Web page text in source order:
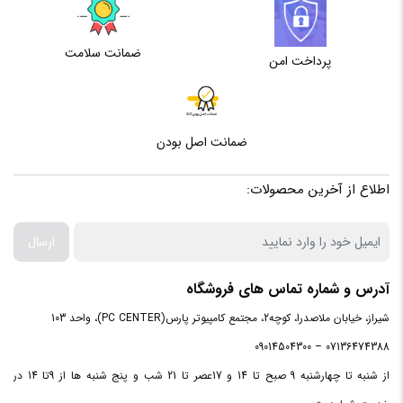
یک محصول با طراحی بهینه و عملکرد قابل قبول، و با کیفیت ساخت
و اجزاء سازنده. درست همانگونه که تی-دگر درتمام محصولات
خودتضمین نموده است
سازگار با Nintendo Switch/PC/PS3 system
دارای دو موتور ویبره – دارای کلید های +/- /
Nintendo Switch/PC/PS3 system
پرداخت امن ضمانت سلامت
ضمانت اصل بودن
اطلاع از آخرین محصولات:
ارسال
آدرس و شماره تماس های فروشگاه
شیراز، خیابان ملاصدرا، کوچه2، مجتمع کامپیوتر پارس(PC CENTER)، واحد 103
07136474388 – 09014504300
از شنبه تا چهارشنبه 9 صبح تا 14 و 17عصر تا 21 شب و پنج شنبه ها از 9تا 14 در